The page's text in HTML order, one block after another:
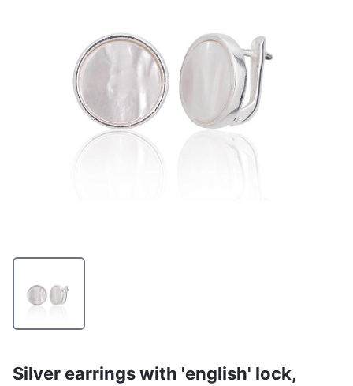
Silver earrings with 'english' lock,